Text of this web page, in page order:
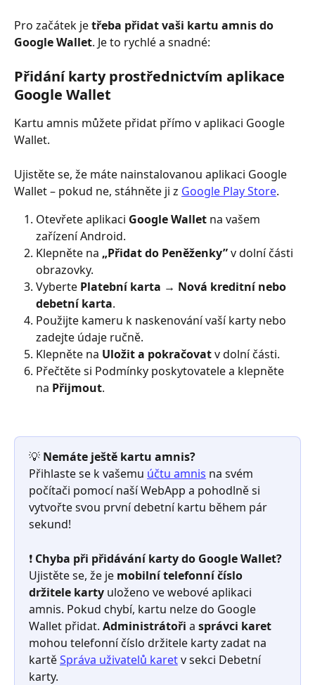
Pro začátek je třeba přidat vaši kartu amnis do
Google Wallet. Je to rychlé a snadné:
Přidání karty prostřednictvím aplikace
Google Wallet
Kartu amnis můžete přidat přímo v aplikaci Google
Wallet.
Ujistěte se, že máte nainstalovanou aplikaci Google
Wallet – pokud ne, stáhněte ji z Google Play Store.
Otevřete aplikaci Google Wallet na vašem
zařízení Android.
Klepněte na „Přidat do Peněženky” v dolní části
obrazovky.
Vyberte Platební karta → Nová kreditní nebo
debetní karta.
Použijte kameru k naskenování vaší karty nebo
zadejte údaje ručně.
Klepněte na Uložit a pokračovat v dolní části.
Přečtěte si Podmínky poskytovatele a klepněte
na Přijmout.
💡 Nemáte ještě kartu amnis?
Přihlaste se k vašemu účtu amnis na svém
počítači pomocí naší WebApp a pohodlně si
vytvořte svou první debetní kartu během pár
sekund!
❗ Chyba při přidávání karty do Google Wallet?
Ujistěte se, že je mobilní telefonní číslo
držitele karty uloženo ve webové aplikaci
amnis. Pokud chybí, kartu nelze do Google
Wallet přidat. Administrátoři a správci karet
mohou telefonní číslo držitele karty zadat na
kartě Správa uživatelů karet v sekci Debetní
karty.